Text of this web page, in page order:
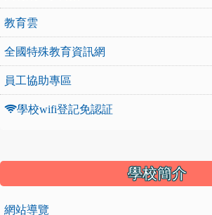
教育雲
全國特殊教育資訊網
員工協助專區
學校wifi登記免認証
學校簡介
網站導覽